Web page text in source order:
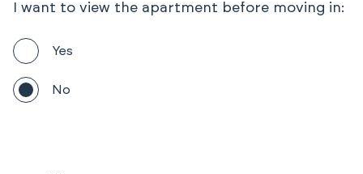
I want to view the apartment before moving in:
Yes
No